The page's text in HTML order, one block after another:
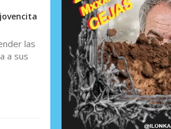
las
a sus